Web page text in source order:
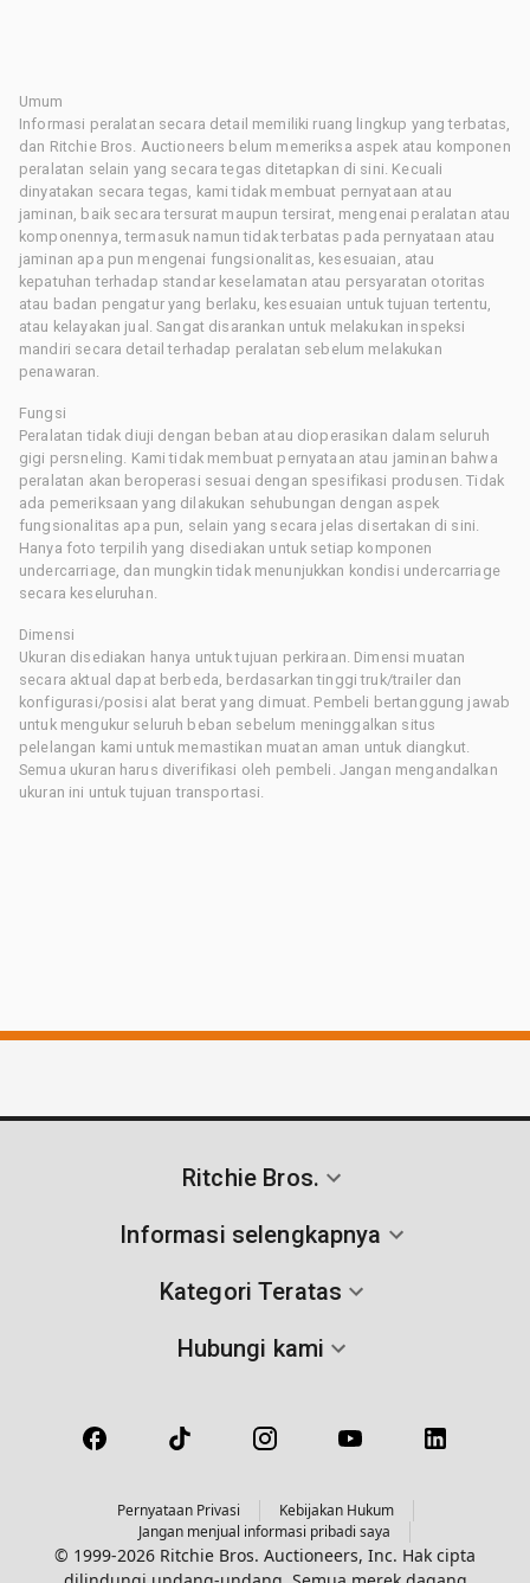
Umum
Informasi peralatan secara detail memiliki ruang lingkup yang terbatas,
dan Ritchie Bros. Auctioneers belum memeriksa aspek atau komponen
peralatan selain yang secara tegas ditetapkan di sini. Kecuali
dinyatakan secara tegas, kami tidak membuat pernyataan atau
jaminan, baik secara tersurat maupun tersirat, mengenai peralatan atau
komponennya, termasuk namun tidak terbatas pada pernyataan atau
jaminan apa pun mengenai fungsionalitas, kesesuaian, atau
kepatuhan terhadap standar keselamatan atau persyaratan otoritas
atau badan pengatur yang berlaku, kesesuaian untuk tujuan tertentu,
atau kelayakan jual. Sangat disarankan untuk melakukan inspeksi
mandiri secara detail terhadap peralatan sebelum melakukan
penawaran.
Fungsi
Peralatan tidak diuji dengan beban atau dioperasikan dalam seluruh
gigi persneling. Kami tidak membuat pernyataan atau jaminan bahwa
peralatan akan beroperasi sesuai dengan spesifikasi produsen. Tidak
ada pemeriksaan yang dilakukan sehubungan dengan aspek
fungsionalitas apa pun, selain yang secara jelas disertakan di sini.
Hanya foto terpilih yang disediakan untuk setiap komponen
undercarriage, dan mungkin tidak menunjukkan kondisi undercarriage
secara keseluruhan.
Dimensi
Ukuran disediakan hanya untuk tujuan perkiraan. Dimensi muatan
secara aktual dapat berbeda, berdasarkan tinggi truk/trailer dan
konfigurasi/posisi alat berat yang dimuat. Pembeli bertanggung jawab
untuk mengukur seluruh beban sebelum meninggalkan situs
pelelangan kami untuk memastikan muatan aman untuk diangkut.
Semua ukuran harus diverifikasi oleh pembeli. Jangan mengandalkan
ukuran ini untuk tujuan transportasi.
Ritchie Bros.
Informasi selengkapnya
Kategori Teratas
Hubungi kami
Pernyataan Privasi
Kebijakan Hukum
Jangan menjual informasi pribadi saya
© 1999-2026 Ritchie Bros. Auctioneers, Inc. Hak cipta